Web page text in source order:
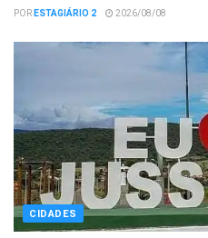
PORESTAGIÁRIO 2 2026/08/08
CIDADES